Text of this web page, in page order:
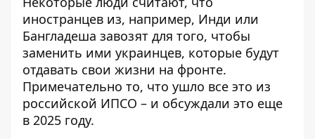
иностранцев из, например, Инди или
Бангладеша завозят для того, чтобы
заменить ими украинцев, которые будут
отдавать свои жизни на фронте.
Примечательно то, что ушло все это из
российской ИПСО – и обсуждали это еще
в 2025 году.